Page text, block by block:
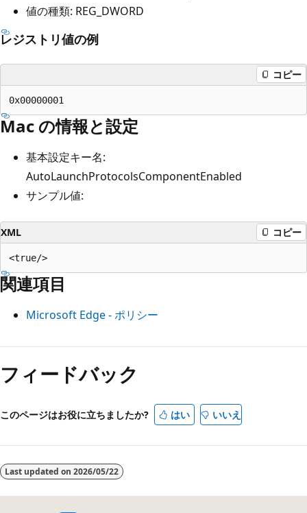
値の種類: REG_DWORD
レジストリ値の例
コピー
Mac の情報と設定
基本設定キー名:
AutoLaunchProtocolsComponentEnabled
サンプル値:
XML コピー
関連項目
Microsoft Edge - ポリシー
読
取
モ
が
無
フィードバック
このページはお役に立ちましたか? はい いいえ
Last updated on 2026/05/22